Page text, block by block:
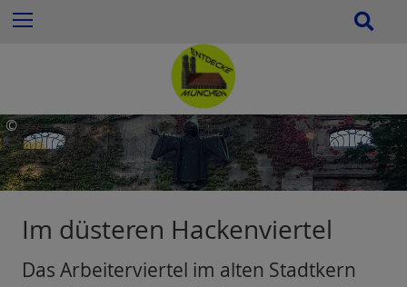
h
a
l
t
©
Roman
StefkaFoto:
Roman
Im düsteren Hackenviertel
Das Arbeiterviertel im alten Stadtkern